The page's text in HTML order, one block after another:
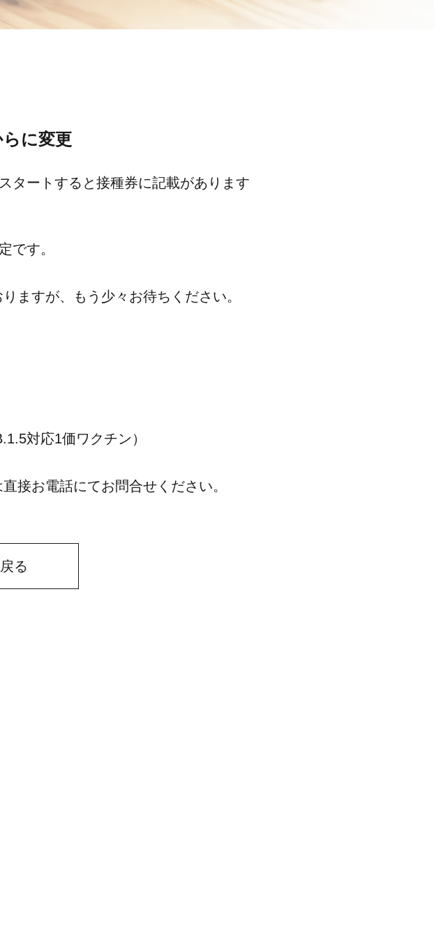
に変更
タートすると接種券に記載があります
です。
ますが、もう少々お待ちください。
対応1価ワクチン）
接お電話にてお問合せください。
る